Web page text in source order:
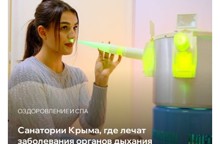
ОЗДОРОВЛЕНИЕ И СПА
Санатории Крыма, где лечат
заболевания органов дыхания